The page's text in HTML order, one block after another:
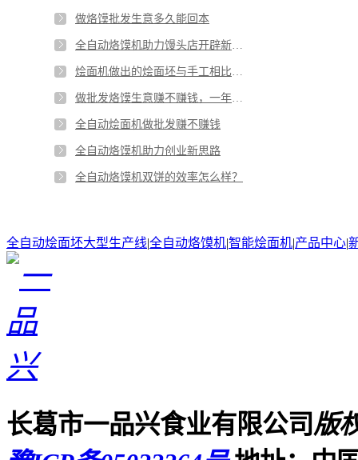
做烙馍批发生意多久能回本
全自动烙馍机助力馒头店开辟新思路
烩面机做出的烩面坯与手工相比有哪些优劣势
做批发烙馍生意赚不赚钱，一年能赚多少钱
全自动烩面机做批发赚不赚钱
全自动烙馍机助力创业新思路
全自动烙馍机双饼的效率怎么样？
全自动烩面坯大型生产线|全自动烙馍机|智能烩面机|产品中心|
长葛市一品兴食业有限公司版